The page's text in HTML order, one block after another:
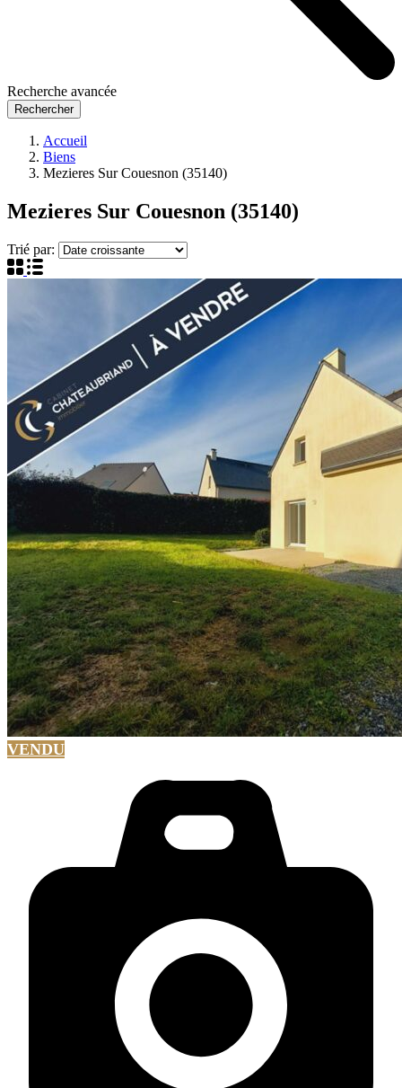
Recherche avancée
Rechercher
Accueil
Biens
Mezieres Sur Couesnon (35140)
Mezieres Sur Couesnon (35140)
Trié par:
VENDU